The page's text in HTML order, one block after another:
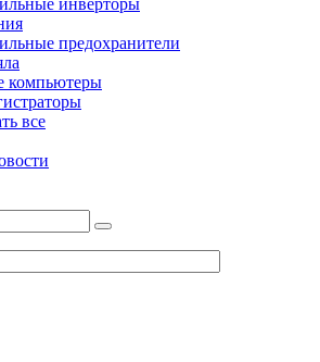
инверторы
предохранители
компьютеры
все